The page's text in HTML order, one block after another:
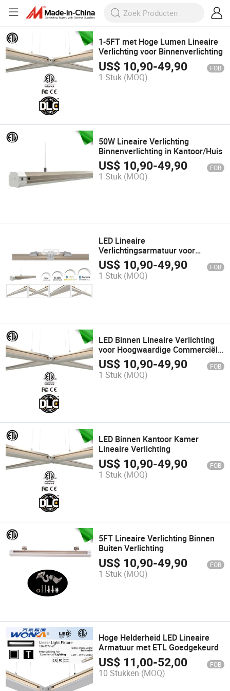
1-5FT met Hoge Lumen Lineaire
Verlichting voor Binnenverlichting
US$ 10,90-49,90 FOB
1 Stuk (MOQ)
50W Lineaire Verlichting
Binnenverlichting in Kantoor/Huis
US$ 10,90-49,90 FOB
1 Stuk (MOQ)
LED Lineaire
Verlichtingsarmatuur voor
Binnenkantoor en Meerdere
Installatiemogelijkheden
US$ 10,90-49,90 FOB
1 Stuk (MOQ)
LED Binnen Lineaire Verlichting
voor Hoogwaardige Commerciële
Toepassing
US$ 10,90-49,90 FOB
1 Stuk (MOQ)
LED Binnen Kantoor Kamer
Lineaire Verlichting
US$ 10,90-49,90 FOB
1 Stuk (MOQ)
5FT Lineaire Verlichting Binnen
Buiten Verlichting
US$ 10,90-49,90 FOB
1 Stuk (MOQ)
Hoge Helderheid LED Lineaire
Armatuur met ETL Goedgekeurd
US$ 11,00-52,00 FOB
10 Stukken (MOQ)